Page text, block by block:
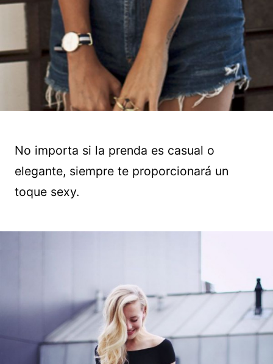
No importa si la prenda es casual o
elegante, siempre te proporcionará un
toque sexy.